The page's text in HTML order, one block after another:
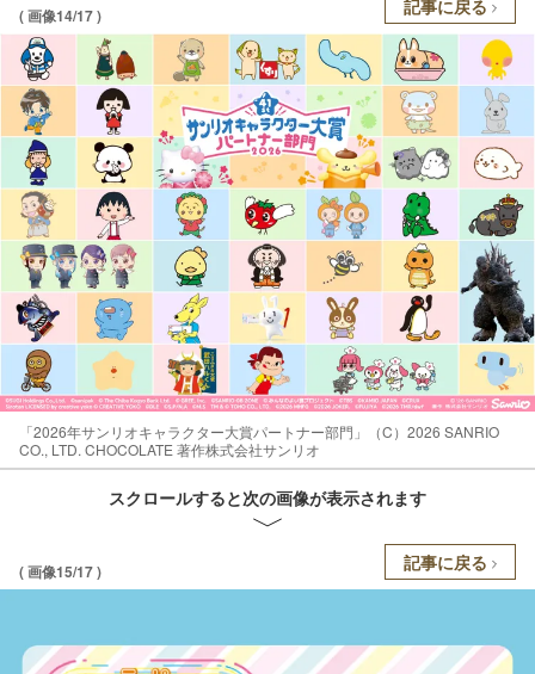
( 画像14/17 ) 記事に戻る
「2026年サンリオキャラクター大賞パートナー部門」（C）2026 SANRIO
CO., LTD. CHOCOLATE 著作株式会社サンリオ
スクロールすると次の画像が表示されます
( 画像15/17 ) 記事に戻る